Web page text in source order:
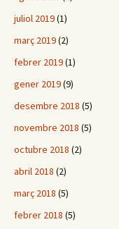
juliol 2019(1)
març 2019(2)
febrer 2019(1)
gener 2019(9)
desembre 2018 (5)
novembre 2018 (5)
octubre 2018 (2)
abril 2018 (2)
març 2018 (5)
febrer 2018 (5)